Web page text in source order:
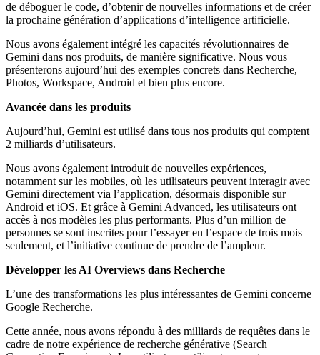
de déboguer le code, d’obtenir de nouvelles informations et de créer
la prochaine génération d’applications d’intelligence artificielle.
Nous avons également intégré les capacités révolutionnaires de
Gemini dans nos produits, de manière significative. Nous vous
présenterons aujourd’hui des exemples concrets dans Recherche,
Photos, Workspace, Android et bien plus encore.
Avancée dans les produits
Aujourd’hui, Gemini est utilisé dans tous nos produits qui comptent
2 milliards d’utilisateurs.
Nous avons également introduit de nouvelles expériences,
notamment sur les mobiles, où les utilisateurs peuvent interagir avec
Gemini directement via l’application, désormais disponible sur
Android et iOS. Et grâce à Gemini Advanced, les utilisateurs ont
accès à nos modèles les plus performants. Plus d’un million de
personnes se sont inscrites pour l’essayer en l’espace de trois mois
seulement, et l’initiative continue de prendre de l’ampleur.
Développer les AI Overviews dans Recherche
L’une des transformations les plus intéressantes de Gemini concerne
Google Recherche.
Cette année, nous avons répondu à des milliards de requêtes dans le
cadre de notre expérience de recherche générative (Search